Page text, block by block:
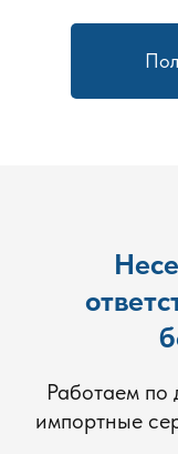
Работаем по
импортные